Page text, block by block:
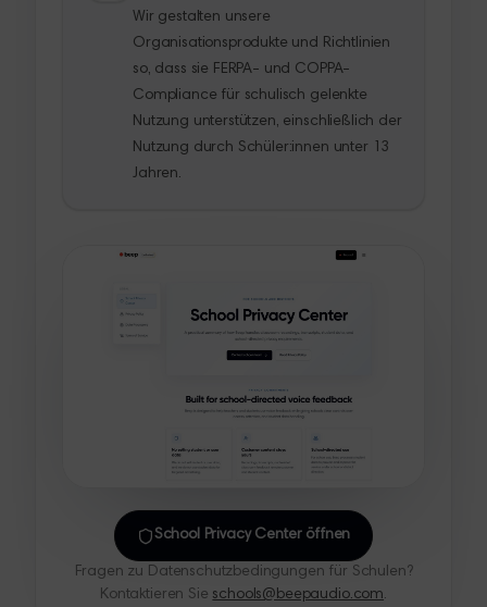
Wir gestalten unsere
Organisationsprodukte und Richtlinien
so, dass sie FERPA- und COPPA-
Compliance für schulisch gelenkte
Nutzung unterstützen, einschließlich der
Nutzung durch Schüler:innen unter 13
Jahren.
School Privacy Center öffnen
Fragen zu Datenschutzbedingungen für Schulen?
Kontaktieren Sie schools@beepaudio.com.